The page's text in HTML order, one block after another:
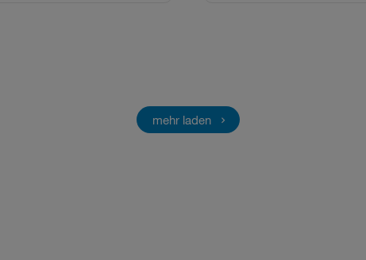
mehr laden